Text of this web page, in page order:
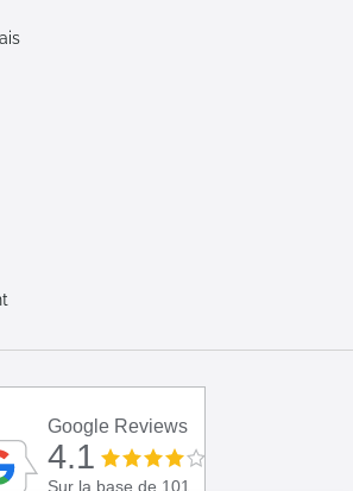
Google Reviews
4.1
Sur la base de 101